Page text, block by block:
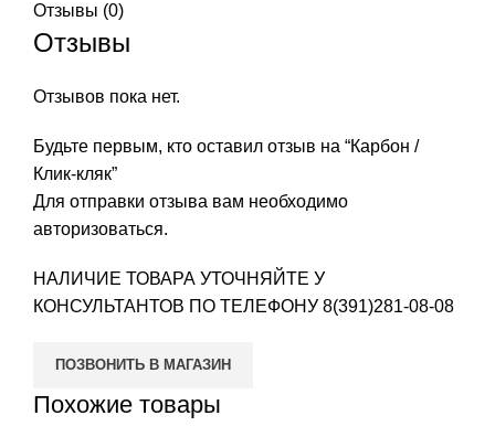
Отзывы (0)
Отзывы
Отзывов пока нет.
Будьте первым, кто оставил отзыв на “Карбон /
Клик-кляк”
Для отправки отзыва вам необходимо
авторизоваться.
НАЛИЧИЕ ТОВАРА УТОЧНЯЙТЕ У
КОНСУЛЬТАНТОВ ПО ТЕЛЕФОНУ 8(391)281-08-08
ПОЗВОНИТЬ В МАГАЗИН
Похожие товары